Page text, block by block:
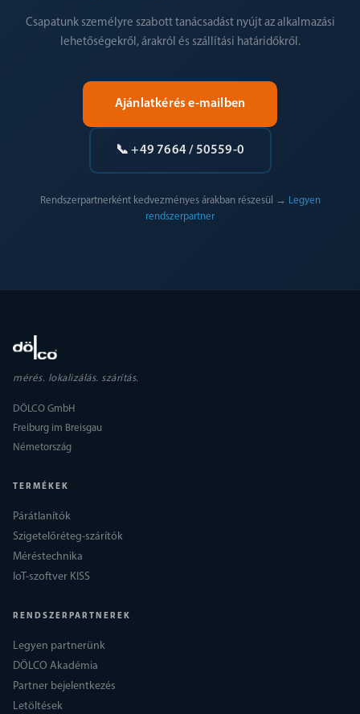
Csapatunk személyre szabott tanácsadást nyújt az alkalmazási
lehetőségekről, árakról és szállítási határidőkről.
Ajánlatkérés e-mailben
📞 +49 7664 / 50559-0
Rendszerpartnerként kedvezményes árakban részesül →
Legyen
rendszerpartner
mérés. lokalizálás. szárítás.
DÖLCO GmbH
Freiburg im Breisgau
Németország
TERMÉKEK
Párátlanítók
Szigetelőréteg-szárítók
Méréstechnika
IoT-szoftver KISS
RENDSZERPARTNEREK
Legyen partnerünk
DÖLCO Akadémia
Partner bejelentkezés
Letöltések